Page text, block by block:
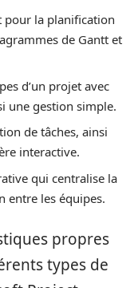
pour la planification
de Gantt et
d’un projet avec
une gestion simple.
de tâches, ainsi
interactive.
qui centralise la
entre les équipes.
propres
types de